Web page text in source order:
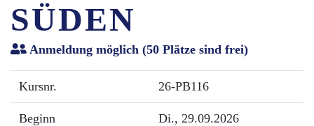
SÜDEN
Anmeldung möglich (50 Plätze sind frei)
Kursnr. 26-PB116
Beginn Di., 29.09.2026